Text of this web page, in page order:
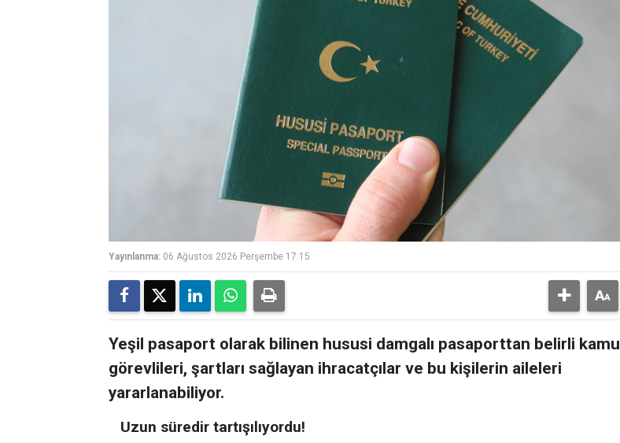
Yayınlanma: 06 Ağustos 2026 Perşembe 17:15
Yeşil pasaport olarak bilinen hususi damgalı pasaporttan belirli kamu
görevlileri, şartları sağlayan ihracatçılar ve bu kişilerin aileleri
yararlanabiliyor.
Uzun süredir tartışılıyordu!